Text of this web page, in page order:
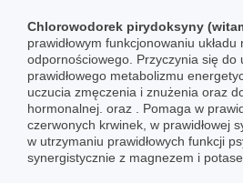
Chlorowodorek pirydoksyny
prawidłowym funkcjonowaniu
odpornościowego. Przyczynia się do
prawidłowego metabolizmu
uczucia zmęczenia i znużenia oraz
hormonalnej. oraz . Pomaga w
czerwonych krwinek, w prawidłowej
w utrzymaniu prawidłowych funkcji
synergistycznie z magnezem i